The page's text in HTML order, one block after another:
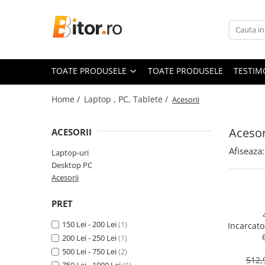
Toate Produsele
Laptop-uri Gaming
Laptop-uri Business
Desktop Business
Sistem barebone
Imprimante, Scannere,
Consumabile
Imprimante & Multifuncționale
Imprimanta Laser Color
TOATE PRODUSELE TOATE PRODUSELE
Home / Laptop , PC, Tablete / Acesorii
ACESORII
Laptop-uri
Desktop PC
Acesorii
PRET
150 Lei - 200 Lei(1)
200 Lei - 250 Lei(1)
500 Lei - 750 Lei(2)
Afiseaza: